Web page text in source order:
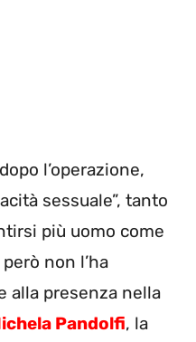
l’operazione,
sessuale”, tanto
più uomo come
non l’ha
alla presenza nella
Pandolfi, la